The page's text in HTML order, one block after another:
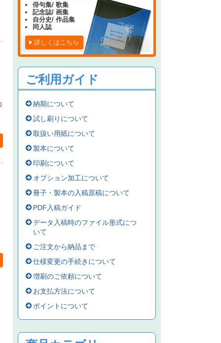
俳句集/ 歌集
記念誌/ 画集
自分史/ 作品集
同人誌
詳しくはこちら
ご利用ガイド
納期について
試し刷りについて
取扱い用紙について
製本について
印刷について
オプション加工について
冊子・製本の入稿原稿について
PDF入稿ガイド
データ入稿時のファイル形式につ
いて
ご注文から納品まで
仕様変更の手続きについて
増刷のご依頼について
お支払方法について
ポイントについて